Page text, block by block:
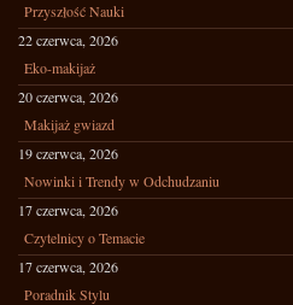
Przyszłość Nauki
22 czerwca, 2026
Eko-makijaż
20 czerwca, 2026
Makijaż gwiazd
19 czerwca, 2026
Nowinki i Trendy w Odchudzaniu
17 czerwca, 2026
Czytelnicy o Temacie
17 czerwca, 2026
Poradnik Stylu